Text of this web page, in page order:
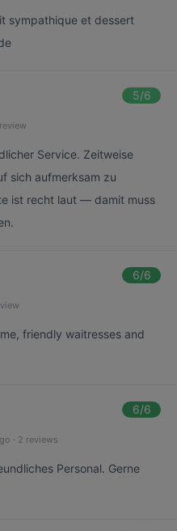
sympathique et dessert
5/6
Service. Zeitweise
sich aufmerksam zu
ist recht laut — damit muss
6/6
friendly waitresses and
6/6
· 2 reviews
Personal. Gerne